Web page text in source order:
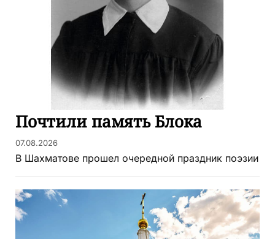
Почтили память Блока
07.08.2026
В Шахматове прошел очередной праздник поэзии